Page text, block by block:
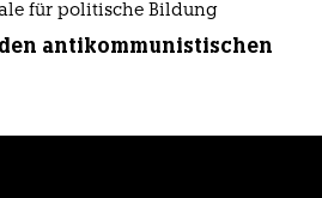
für politische Bildung
antikommunistischen